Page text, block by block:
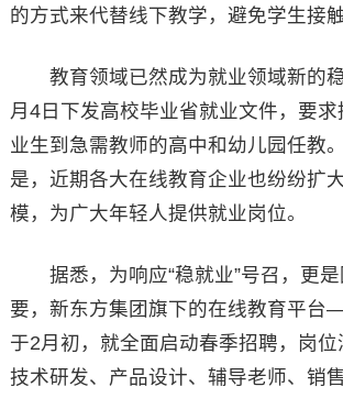
的方式来代替线下教学，避免学生接触
教育领域已然成为就业领域新的
月4日下发高校毕业省就业文件，要
业生到急需教师的高中和幼儿园任教
是，近期各大在线教育企业也纷纷扩
模，为广大年轻人提供就业岗位。
据悉，为响应“稳就业”号召，更是
要，新东方集团旗下的在线教育平
于2月初，就全面启动春季招聘，岗位
技术研发、产品设计、辅导老师、销